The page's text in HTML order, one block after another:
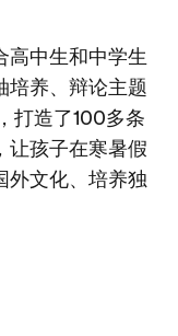
高中生和中学生
培养、辩论主题
打造了100多条
让孩子在寒暑假
外文化、培养独